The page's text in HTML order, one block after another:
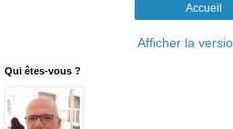
Accueil
Afficher la
Qui êtes-vous ?